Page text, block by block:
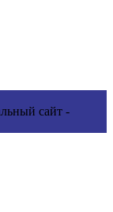
сайт -